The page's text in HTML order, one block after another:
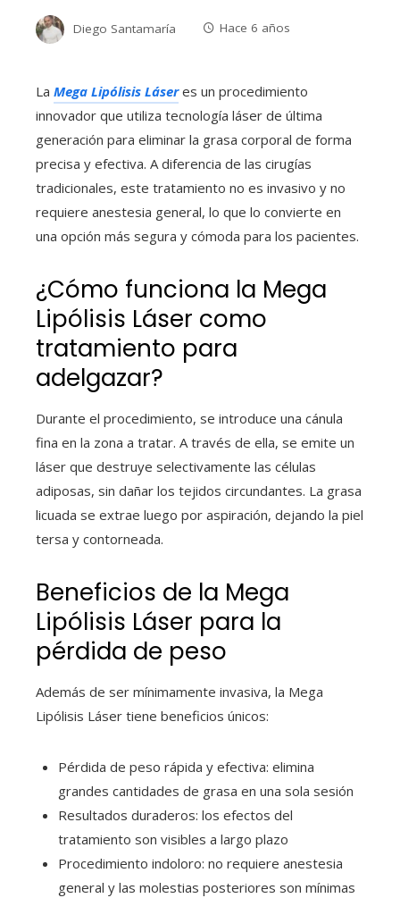
Diego Santamaría Hace 6 años
La Mega Lipólisis Láseres un procedimiento
innovador que utiliza tecnología láser de última
generación para eliminar la grasa corporal de forma
precisa y efectiva. A diferencia de las cirugías
tradicionales, este tratamiento no es invasivo y no
requiere anestesia general, lo que lo convierte en
una opción más segura y cómoda para los pacientes.
¿Cómo funciona la Mega
Lipólisis Láser como
tratamiento para
adelgazar?
Durante el procedimiento, se introduce una cánula
fina en la zona a tratar. A través de ella, se emite un
láser que destruye selectivamente las células
adiposas, sin dañar los tejidos circundantes. La grasa
licuada se extrae luego por aspiración, dejando la piel
tersa y contorneada.
Beneficios de la Mega
Lipólisis Láser para la
pérdida de peso
Además de ser mínimamente invasiva, la Mega
Lipólisis Láser tiene beneficios únicos:
Pérdida de peso rápida y efectiva: elimina
grandes cantidades de grasa en una sola sesión
Resultados duraderos: los efectos del
tratamiento son visibles a largo plazo
Procedimiento indoloro: no requiere anestesia
general y las molestias posteriores son mínimas